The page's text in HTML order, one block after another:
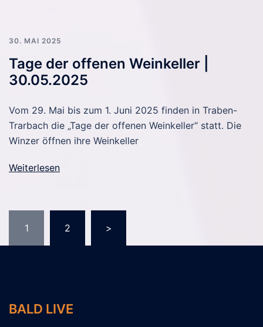
30. MAI 2025
Tage der offenen Weinkeller |
30.05.2025
Vom 29. Mai bis zum 1. Juni 2025 finden in Traben-
Trarbach die „Tage der offenen Weinkeller“ statt. Die
Winzer öffnen ihre Weinkeller
Weiterlesen
der
Beiträge
1 2 >
BALD LIVE